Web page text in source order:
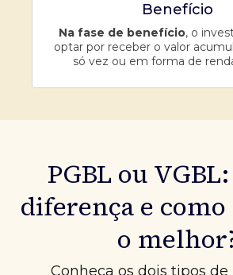
Benefício
Na fase de benefício, o
optar por receber o valor
só vez ou em forma de
PGBL ou
diferença e
o
Conheça os dois tipos de